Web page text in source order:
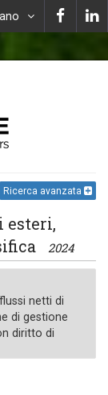
Ricerca avanzata
esteri,
2024
netti di
di gestione
diritto di
diversa da
lungo